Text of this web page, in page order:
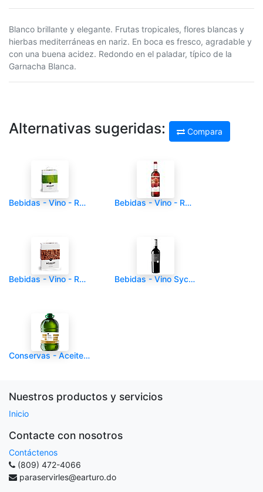
Blanco brillante y elegante. Frutas tropicales, flores blancas y
hierbas mediterráneas en nariz. En boca es fresco, agradable y
con una buena acidez. Redondo en el paladar, típico de la
Garnacha Blanca.
Alternativas sugeridas: Compara
Bebidas - Vino - ROJALET - Blanco Bag in Box 3000ml DO Catalunya - Und Bebidas - Vino - ROJALET - ROSADO - Botella 750ml - DO Monsant España - 6/1
Bebidas - Vino - ROJALET - Tinto Bag in Box 3000ml DO Catalunya - Und Bebidas - Vino Sycar - Cajas de 6 unid - LES SORTS - Tinto DO Montsant 750ml - 6/1
Conservas - Aceite - LES SORTS - Virgen Extra 5000ml - Und
Nuestros productos y servicios
Inicio
Contacte con nosotros
Contáctenos
(809) 472-4066
paraservirles@earturo.do